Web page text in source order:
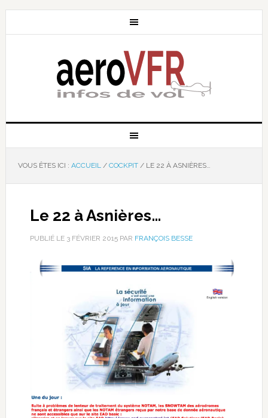
VOUS ÊTES ICI : ACCUEIL / COCKPIT /LE 22 À ASNIÈRES…
Le 22 à Asnières…
PUBLIÉ LE 3 FÉVRIER 2015PAR FRANÇOIS BESSE